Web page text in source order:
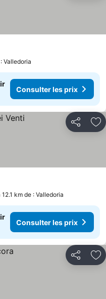
Valledoria
Consulter les prix
Partager
km de : Valledoria
Consulter les prix
Partager